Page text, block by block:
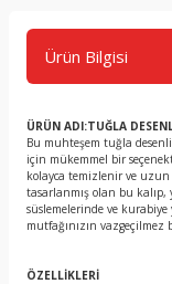
Ürün Bilgisi
ÜRÜN ADI:TUĞLA
Bu muhteşem tuğla
için mükemmel bir
kolayca temizlenir ve
tasarlanmış olan bu kalıp,
süslemelerinde ve
mutfağınızın vazgeçilmez
ÖZELLİKLERİ